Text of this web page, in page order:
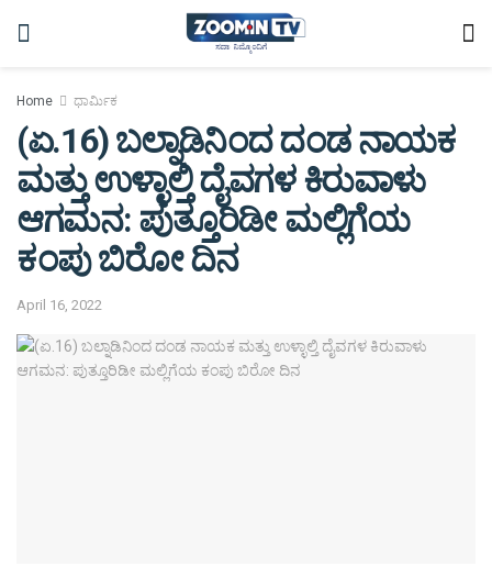
Home ಧಾರ್ಮಿಕ
(ಏ.16) ಬಲ್ನಾಡಿನಿಂದ ದಂಡ ನಾಯಕ
ಮತ್ತು ಉಳ್ಳಾಲ್ತಿ ದೈವಗಳ ಕಿರುವಾಳು
ಆಗಮನ: ಪುತ್ತೂರಿಡೀ ಮಲ್ಲಿಗೆಯ
ಕಂಪು ಬಿರೋ ದಿನ
April 16, 2022